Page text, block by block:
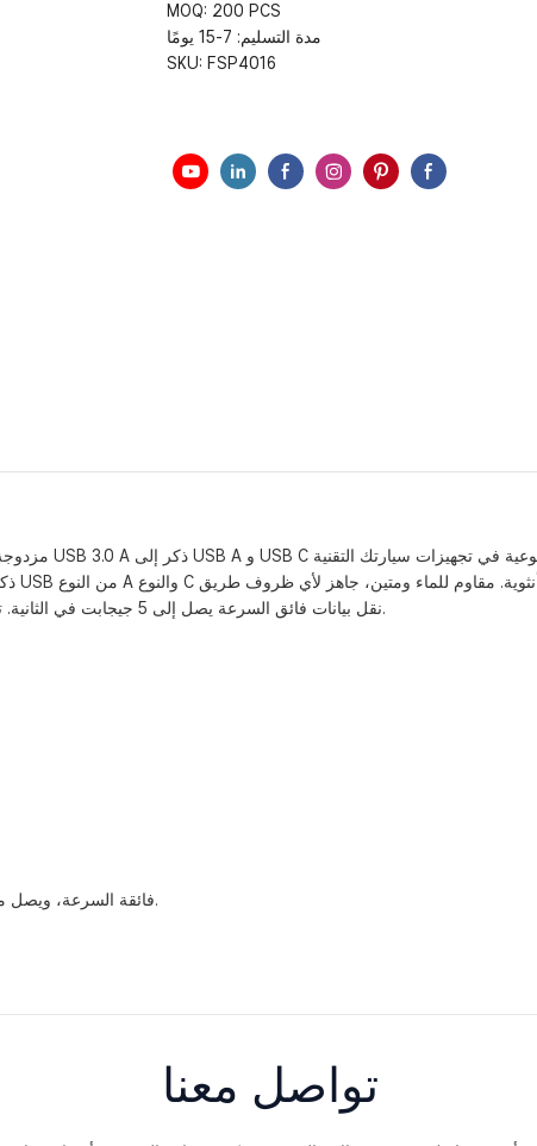
MOQ: 200 PCS
مدة التسليم: 7-15 يومًا
SKU: FSP4016
نقل بيانات فائق السرعة يصل إلى 5 جيجابت في الثانية. تصميم أنيق، وبنية متينة. حسّن تقنيات سيارتك مع هذا الكابل الذي لا غنى عنه.
تدعم موصلات USB أجهزة USB 3.0 فائقة السرعة، ويصل معدل النقل إلى 5 جيجابت في الثانية.
تواصل معنا